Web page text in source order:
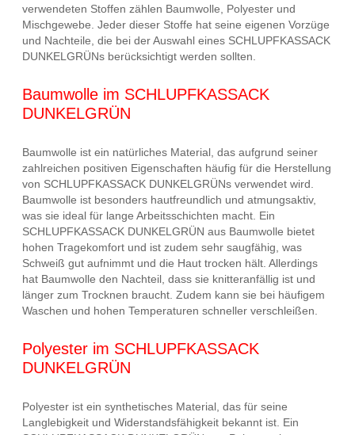
verwendeten Stoffen zählen Baumwolle, Polyester und
Mischgewebe. Jeder dieser Stoffe hat seine eigenen Vorzüge
und Nachteile, die bei der Auswahl eines SCHLUPFKASSACK
DUNKELGRÜNs berücksichtigt werden sollten.
Baumwolle im SCHLUPFKASSACK
DUNKELGRÜN
Baumwolle ist ein natürliches Material, das aufgrund seiner
zahlreichen positiven Eigenschaften häufig für die Herstellung
von SCHLUPFKASSACK DUNKELGRÜNs verwendet wird.
Baumwolle ist besonders hautfreundlich und atmungsaktiv,
was sie ideal für lange Arbeitsschichten macht. Ein
SCHLUPFKASSACK DUNKELGRÜN aus Baumwolle bietet
hohen Tragekomfort und ist zudem sehr saugfähig, was
Schweiß gut aufnimmt und die Haut trocken hält. Allerdings
hat Baumwolle den Nachteil, dass sie knitteranfällig ist und
länger zum Trocknen braucht. Zudem kann sie bei häufigem
Waschen und hohen Temperaturen schneller verschleißen.
Polyester im SCHLUPFKASSACK
DUNKELGRÜN
Polyester ist ein synthetisches Material, das für seine
Langlebigkeit und Widerstandsfähigkeit bekannt ist. Ein